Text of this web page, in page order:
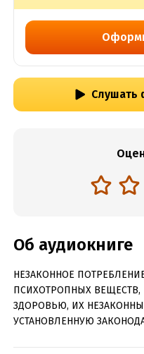
Слушать
Об аудиокниге
НЕЗАКОННОЕ
ПСИХОТРОПНЫХ ВЕЩЕСТВ,
ЗДОРОВЬЮ, ИХ
УСТАНОВЛЕННУЮ